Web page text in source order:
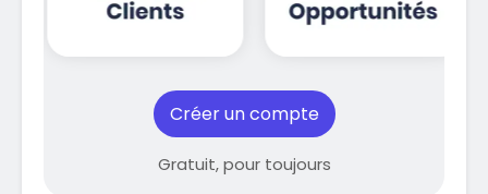
Créer un compte
Gratuit, pour toujours